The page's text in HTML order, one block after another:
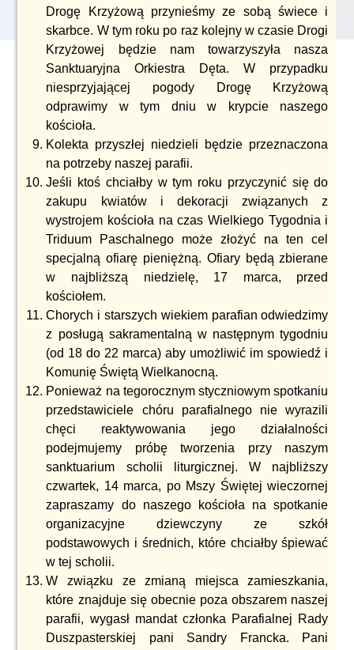
Drogę Krzyżową przynieśmy ze sobą świece i
skarbce. W tym roku po raz kolejny w czasie Drogi
Krzyżowej będzie nam towarzyszyła nasza
Sanktuaryjna Orkiestra Dęta. W przypadku
niesprzyjającej pogody Drogę Krzyżową
odprawimy w tym dniu w krypcie naszego
kościoła.
Kolekta przyszłej niedzieli będzie przeznaczona
na potrzeby naszej parafii.
Jeśli ktoś chciałby w tym roku przyczynić się do
zakupu kwiatów i dekoracji związanych z
wystrojem kościoła na czas Wielkiego Tygodnia i
Triduum Paschalnego może złożyć na ten cel
specjalną ofiarę pieniężną. Ofiary będą zbierane
w najbliższą niedzielę, 17 marca, przed
kościołem.
Chorych i starszych wiekiem parafian odwiedzimy
z posługą sakramentalną w następnym tygodniu
(od 18 do 22 marca) aby umożliwić im spowiedź i
Komunię Świętą Wielkanocną.
Ponieważ na tegorocznym styczniowym spotkaniu
przedstawiciele chóru parafialnego nie wyrazili
chęci reaktywowania jego działalności
podejmujemy próbę tworzenia przy naszym
sanktuarium scholii liturgicznej. W najbliższy
czwartek, 14 marca, po Mszy Świętej wieczornej
zapraszamy do naszego kościoła na spotkanie
organizacyjne dziewczyny ze szkół
podstawowych i średnich, które chciałby śpiewać
w tej scholii.
W związku ze zmianą miejsca zamieszkania,
które znajduje się obecnie poza obszarem naszej
parafii, wygasł mandat członka Parafialnej Rady
Duszpasterskiej pani Sandry Francka. Pani